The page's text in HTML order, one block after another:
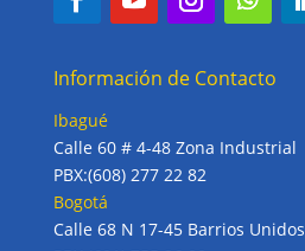
Información de Contacto
Ibagué
Calle 60 # 4-48 Zona Industrial
PBX:(608) 277 22 82
Bogotá
Calle 68 N 17-45 Barrios Unidos